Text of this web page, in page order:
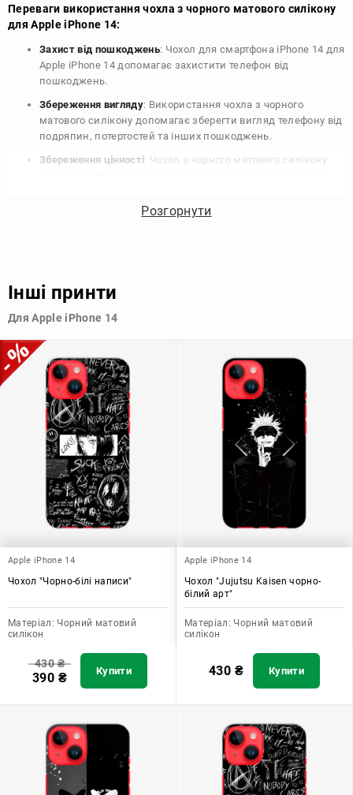
Переваги використання чохла з чорного матового силікону
для Apple iPhone 14:
Захист від пошкоджень: Чохол для смартфона iPhone 14 для
Apple iPhone 14 допомагає захистити телефон від
пошкоджень.
Збереження вигляду: Використання чохла з чорного
матового силікону допомагає зберегти вигляд телефону від
подряпин, потертостей та інших пошкоджень.
Збереження цінності: Чохол з чорного матового силікону
продати свій пристрій в майбутньому.
Узагалі, чохол для телефону - це дуже корисний аксесуар, який
допомагає захистити ваш пристрій, зберегти його цінність і
Розгорнути
Інші принти
Для Apple iPhone 14
Apple iPhone 14
Чохол "Чорно-білі написи"
Матеріал: Чорний матовий
силікон
430₴
390 ₴ Купити
Apple iPhone 14
Чохол "Jujutsu Kaisen чорно-
білий арт"
Матеріал: Чорний матовий
силікон
430 ₴ Купити